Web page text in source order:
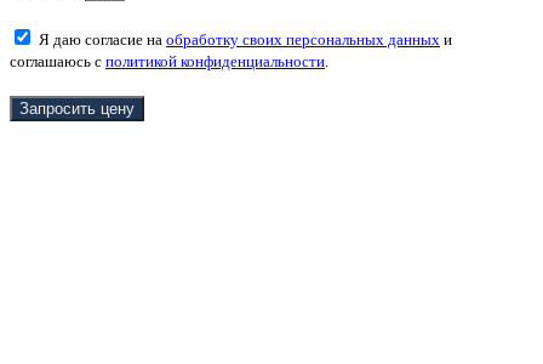
Я даю согласие на обработку своих персональных данных и
соглашаюсь с политикой конфиденциальности.
Запросить цену